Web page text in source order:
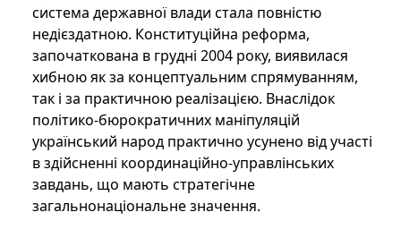
система державної влади стала повністю
недієздатною. Конституційна реформа,
започаткована в грудні 2004 року, виявилася
хибною як за концептуальним спрямуванням,
так і за практичною реалізацією. Внаслідок
політико-бюрократичних маніпуляцій
український народ практично усунено від участі
в здійсненні координаційно-управлінських
завдань, що мають стратегічне
загальнонаціональне значення.